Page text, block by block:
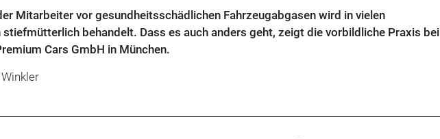
Mitarbeiter vor gesundheitsschädlichen Fahrzeug­abgasen wird in vielen
behandelt. Dass es auch anders geht, zeigt die vorbildliche Praxis bei
Cars GmbH in München.